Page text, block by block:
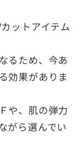
ットアイテム
るため、今あ
効果がありま
や、肌の弾力
がら選んでい